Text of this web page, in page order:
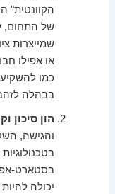
הקוונטית"
של התחום,
שמייצרות
או אפילו
כמו
בבהלה
הון סיכון
והגישה,
בסטארט-
יכולה